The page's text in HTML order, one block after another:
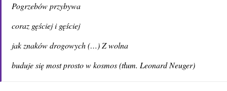
Pogrzebów przybywa
coraz gęściej i gęściej
jak znaków drogowych (…) Z wolna
buduje się most prosto w kosmos (tłum. Leonard Neuger)